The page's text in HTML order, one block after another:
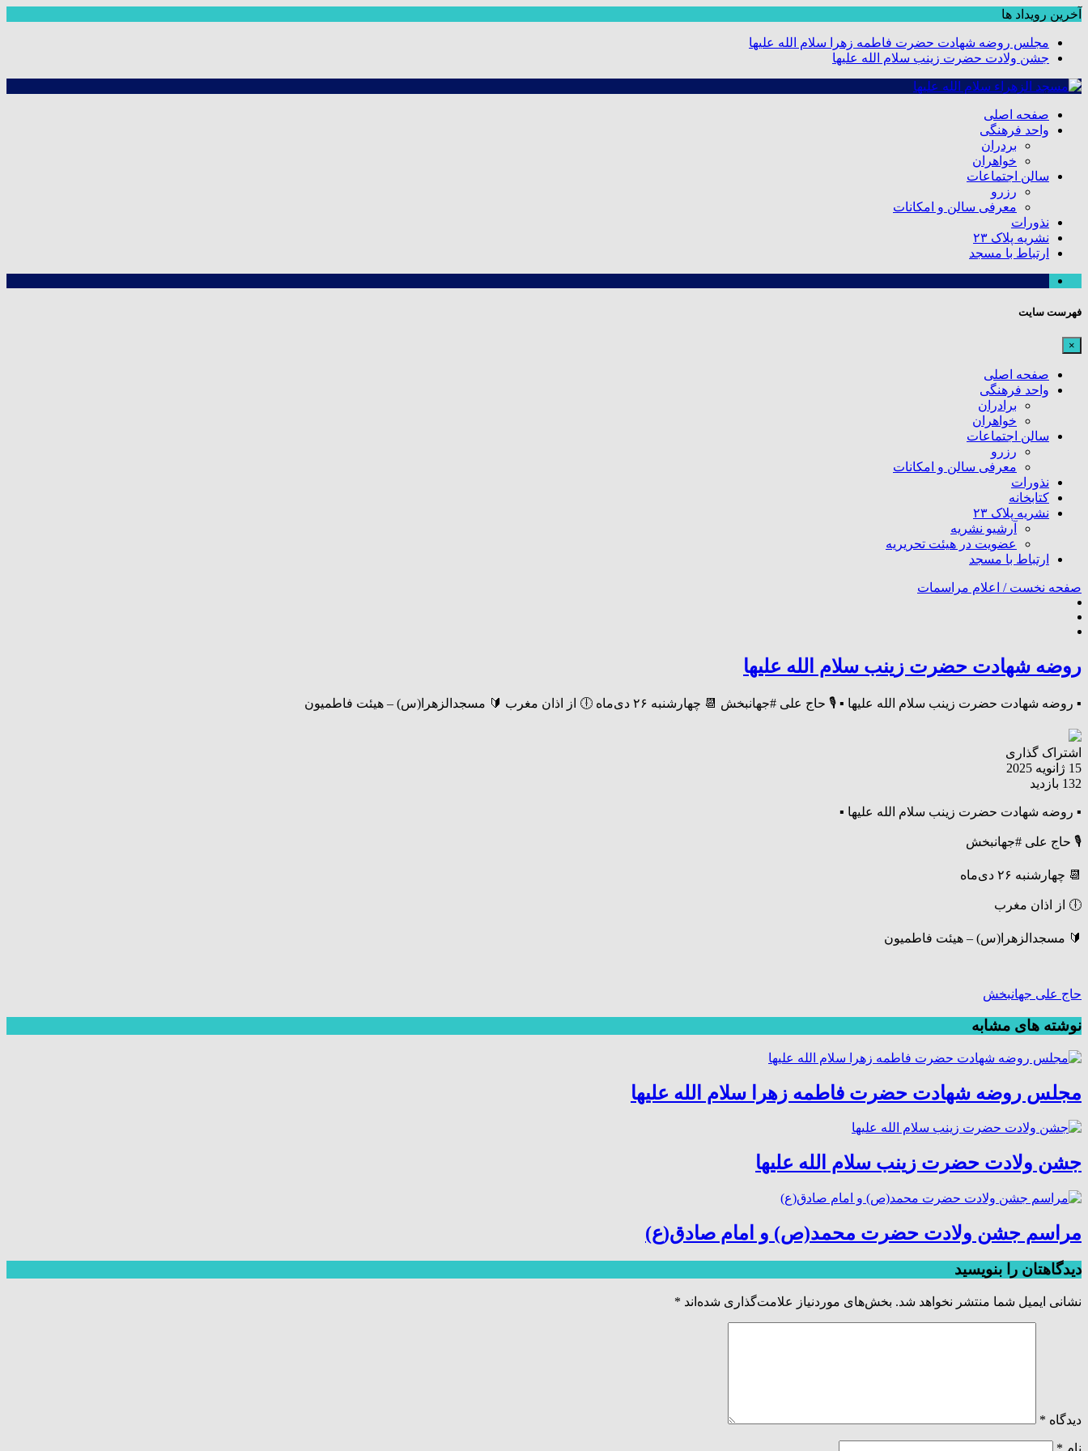
آخرین رویداد ها
مجلس روضه شهادت حضرت فاطمه زهرا سلام الله علیها
جشن ولادت حضرت زینب سلام الله علیها
صفحه اصلی
واحد فرهنگی
بردران
خواهران
سالن اجتماعات
رزرو
معرفی سالن و امکانات
نذورات
نشریه پلاک ۲۳
ارتباط با مسجد
فهرست سایت
×
صفحه اصلی
واحد فرهنگی
برادران
خواهران
سالن اجتماعات
رزرو
معرفی سالن و امکانات
نذورات
کتابخانه
نشریه پلاک ۲۳
آرشیو نشریه
عضویت در هیئت تحریریه
ارتباط با مسجد
صفحه نخست / اعلام مراسمات
روضه شهادت حضرت زینب سلام الله علیها
▪️ روضه شهادت حضرت زینب سلام الله علیها ▪️ 🎙 حاج علی #جهانبخش 📆 چهارشنبه ۲۶ دی‌ماه 🕕 از اذان مغرب 🔰 مسجدالزهرا(س) – هیئت فاطمیون
اشتراک گذاری
15 ژانویه 2025
132 بازدید
▪️ روضه شهادت حضرت زینب سلام الله علیها ▪️
🎙 حاج علی #جهانبخش
📆 چهارشنبه ۲۶ دی‌ماه
🕕 از اذان مغرب
🔰 مسجدالزهرا(س) – هیئت فاطمیون
حاج علی جهانبخش
نوشته های مشابه
مجلس روضه شهادت حضرت فاطمه زهرا سلام الله علیها
جشن ولادت حضرت زینب سلام الله علیها
مراسم جشن ولادت حضرت محمد(ص) و امام صادق(ع)
دیدگاهتان را بنویسید
نشانی ایمیل شما منتشر نخواهد شد. بخش‌های موردنیاز علامت‌گذاری شده‌اند *
دیدگاه *
نام *